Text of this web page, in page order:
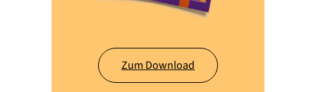
Zum Download